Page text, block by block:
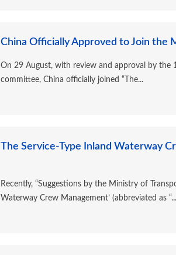
China Officially Approved to Join the
On 29 August, with review and approval by the
committee, China officially joined “The...
The Service-Type Inland Waterway
Recently, “Suggestions by the Ministry of
Waterway Crew Management’ (abbreviated as “...